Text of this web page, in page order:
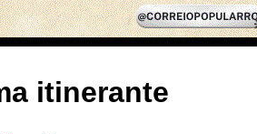
itinerante